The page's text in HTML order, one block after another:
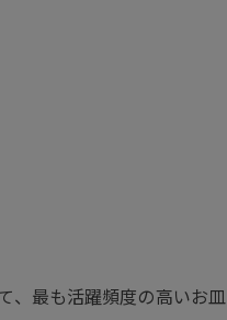
、最も活躍頻度の高いお皿